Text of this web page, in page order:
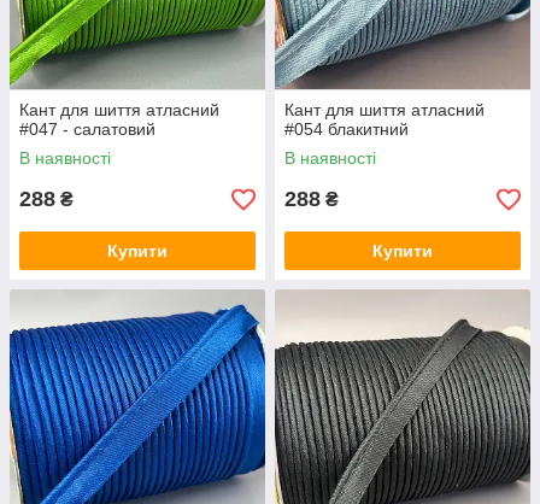
Кант для шиття атласний
#047 - салатовий
В наявності
288 ₴
Купити
Кант для шиття атласний
#054 блакитний
В наявності
288 ₴
Купити